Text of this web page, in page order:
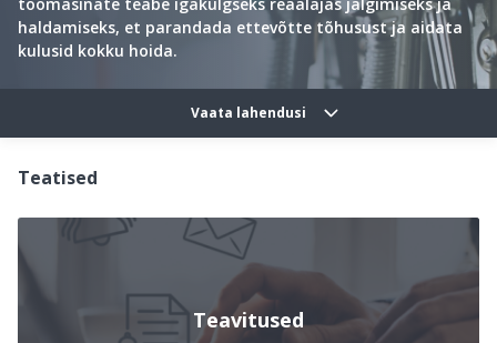
haldamiseks, et parandada ettevõtte tõhusust ja aidata
kulusid kokku hoida.
Solutions categories
Vaata lahendusi
Teatised
Teavitused